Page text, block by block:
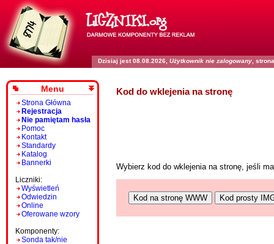
Dzisiaj jest 08.08.2026, Użytkownik nie zalogowany ,
Menu
Strona Główna
Rejestracja
Nie pamiętam hasła
Pomoc
Kontakt
Standardy
Katalog
Bannerki
Liczniki:
Wyświetleń
Odwiedzin
Online
Oferowane wzory
Komponenty:
Sonda tak/nie
Kod do wklejenia na stronę
Wybierz kod do wklejenia na stronę, jeśli
Kod na stronę WWW Kod prosty